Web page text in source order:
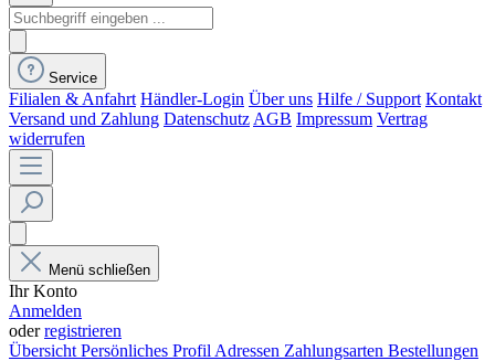
Service
Filialen & Anfahrt Händler-Login Über uns Hilfe / Support Kontakt
Versand und Zahlung Datenschutz AGB Impressum Vertrag
widerrufen
Menü schließen
Ihr Konto
Anmelden
oderregistrieren
Übersicht Persönliches Profil Adressen Zahlungsarten Bestellungen